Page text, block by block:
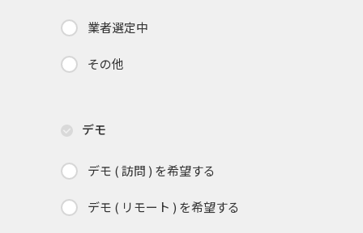
業者選定中
その他
デモ
デモ ( 訪問 ) を希望する
デモ ( リモート ) を希望する